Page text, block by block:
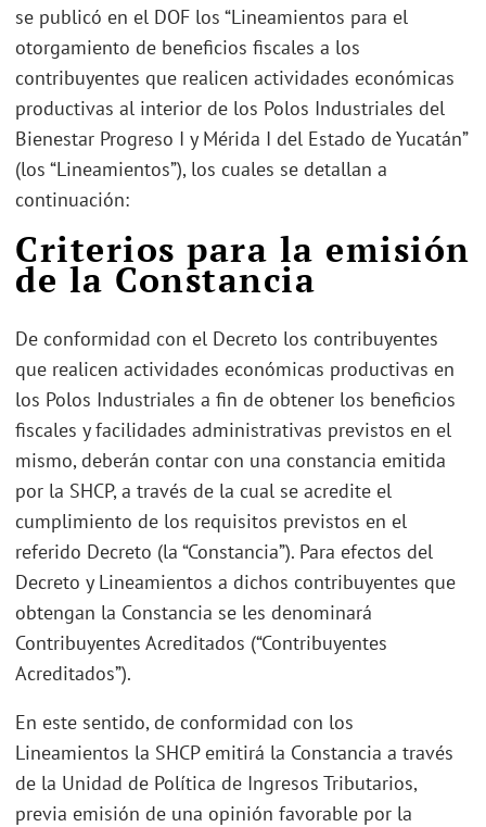
se publicó en el DOF los “Lineamientos para el
otorgamiento de beneficios fiscales a los
contribuyentes que realicen actividades económicas
productivas al interior de los Polos Industriales del
Bienestar Progreso I y Mérida I del Estado de Yucatán”
(los “Lineamientos”), los cuales se detallan a
continuación:
Criterios para la emisión
de la Constancia
De conformidad con el Decreto los contribuyentes
que realicen actividades económicas productivas en
los Polos Industriales a fin de obtener los beneficios
fiscales y facilidades administrativas previstos en el
mismo, deberán contar con una constancia emitida
por la SHCP, a través de la cual se acredite el
cumplimiento de los requisitos previstos en el
referido Decreto (la “Constancia”). Para efectos del
Decreto y Lineamientos a dichos contribuyentes que
obtengan la Constancia se les denominará
Contribuyentes Acreditados (“Contribuyentes
Acreditados”).
En este sentido, de conformidad con los
Lineamientos la SHCP emitirá la Constancia a través
de la Unidad de Política de Ingresos Tributarios,
previa emisión de una opinión favorable por la